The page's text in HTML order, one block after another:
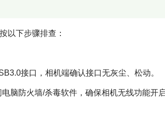
以下步骤排查：
接口，相机端确认接口无灰尘、松动。
脑防火墙/杀毒软件，确保相机无线功能开